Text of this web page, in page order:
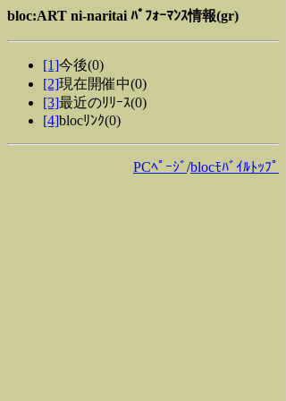
bloc:ART ni-naritai ﾊﾟﾌｫｰﾏﾝｽ情報(gr)
[1]今後(0)
[2]現在開催中(0)
[3]最近のﾘﾘｰｽ(0)
[4]blocﾘﾝｸ(0)
PCﾍﾟｰｼﾞ/blocﾓﾊﾞｲﾙﾄｯﾌﾟ